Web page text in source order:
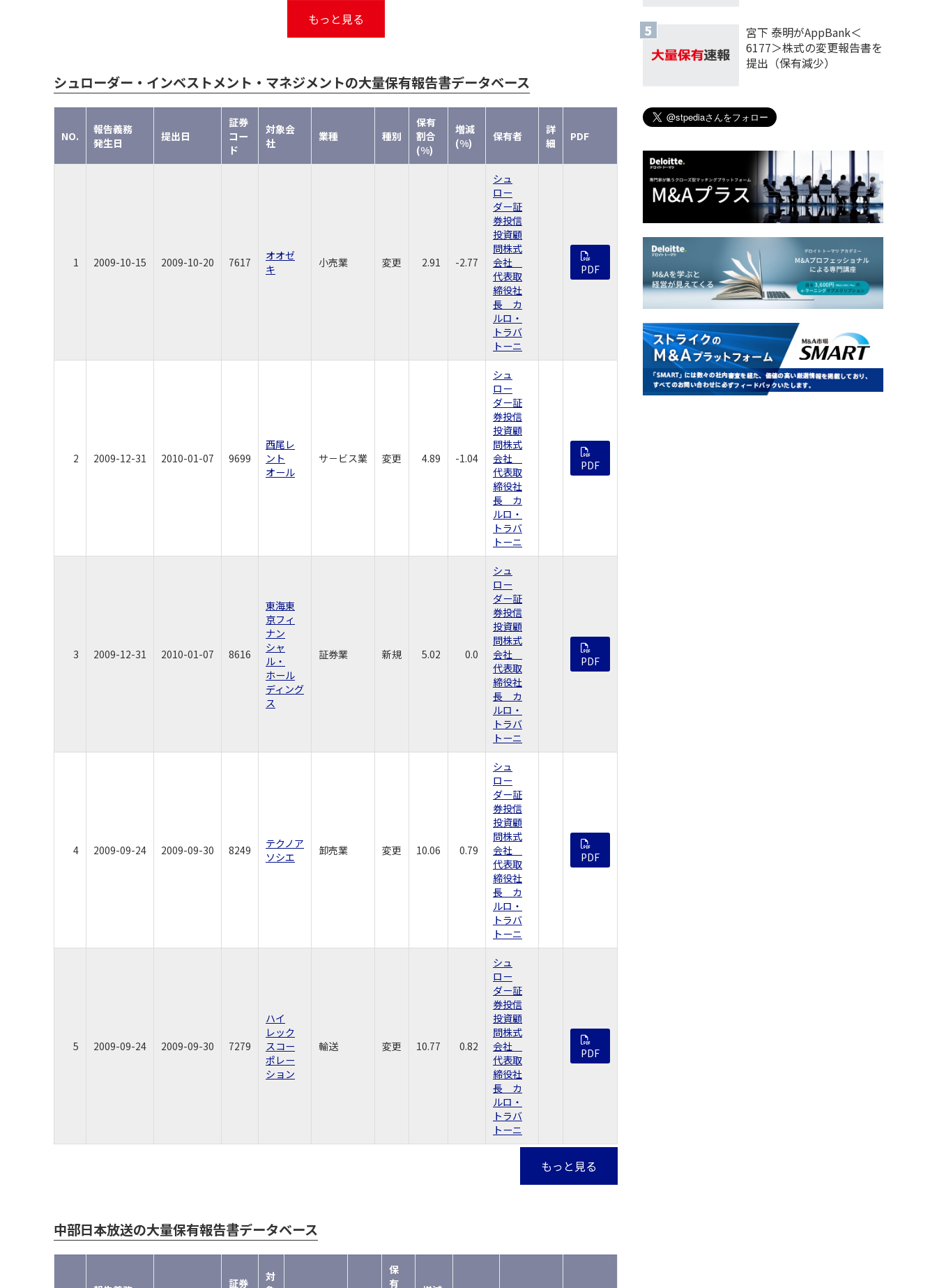
もっと見る
シュローダー・インベストメント・マネジメントの大量保有報告書データベース
NO.
報告義務
発生日
提出日
証券
コー
ド
対象会
社
業種 種別
保有
割合
(%)
増減
(%)
保有者
詳
細
PDF
1 2009-10-15 2009-10-20 7617
オオゼ
キ
小売業 変更 2.91 -2.77
シュ
ロー
ダー証
券投信
投資顧
問株式
会社
代表取
締役社
長 カ
ルロ・
トラバ
トーニ
PDF
2 2009-12-31 2010-01-07 9699
西尾レ
ント
オール
サ－ビス業 変更 4.89 -1.04
シュ
ロー
ダー証
券投信
投資顧
問株式
会社
代表取
締役社
長 カ
ルロ・
トラバ
トーニ
PDF
3 2009-12-31 2010-01-07 8616
東海東
京フィ
ナン
シャ
ル・
ホール
ディング
ス
証券業 新規 5.02 0.0
シュ
ロー
ダー証
券投信
投資顧
問株式
会社
代表取
締役社
長 カ
ルロ・
トラバ
トーニ
PDF
4 2009-09-24 2009-09-30 8249
テクノア
ソシエ
卸売業 変更 10.06 0.79
シュ
ロー
ダー証
券投信
投資顧
問株式
会社
代表取
締役社
長 カ
ルロ・
トラバ
トーニ
PDF
5 2009-09-24 2009-09-30 7279
ハイ
レック
スコー
ポレー
ション
輸送 変更 10.77 0.82
シュ
ロー
ダー証
券投信
投資顧
問株式
会社
代表取
締役社
長 カ
ルロ・
トラバ
トーニ
PDF
もっと見る
中部日本放送の大量保有報告書データベース
証券
対
保
有
宮下 泰明がAppBank＜
6177＞株式の変更報告書を
提出（保有減少）